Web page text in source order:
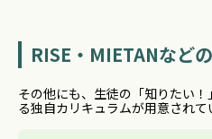
RISE・MIETANなど
その他にも、生徒の「知りたい
る独自カリキュラムが用意されて